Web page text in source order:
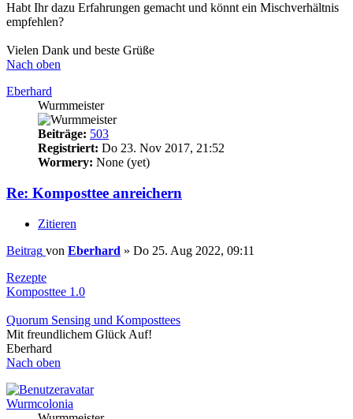
Habt Ihr dazu Erfahrungen gemacht und könnt ein Mischverhältnis
empfehlen?
Vielen Dank und beste Grüße
Nach oben
Eberhard
Wurmmeister
Beiträge: 503
Registriert: Do 23. Nov 2017, 21:52
Wormery: None (yet)
Re: Komposttee anreichern
Zitieren
Beitrag von Eberhard » Do 25. Aug 2022, 09:11
Rezepte
Komposttee 1.0
Quorum Sensing und Komposttees
Mit freundlichem Glück Auf!
Eberhard
Nach oben
Wurmcolonia